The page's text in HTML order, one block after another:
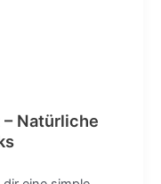
Natürliche